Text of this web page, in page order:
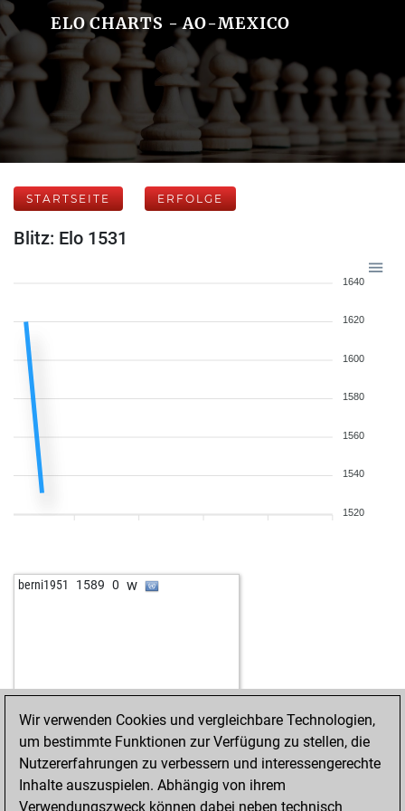
ELO CHARTS - AO-MEXICO
STARTSEITE ERFOLGE
Blitz: Elo 1531
1640
1620
1600
1580
1560
1540
1520
berni1951 1589 0 w
Wir verwenden Cookies und vergleichbare Technologien,
um bestimmte Funktionen zur Verfügung zu stellen, die
Nutzererfahrungen zu verbessern und interessengerechte
Inhalte auszuspielen. Abhängig von ihrem
Verwendungszweck können dabei neben technisch